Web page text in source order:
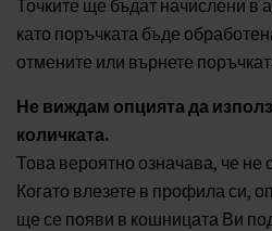
Точките ще бъдат начислени в
като поръчката бъде
отмените или върнете
Не виждам опцията да
количката.
Това вероятно означава, че не
Когато влезете в профила си,
ще се появи в кошницата Ви